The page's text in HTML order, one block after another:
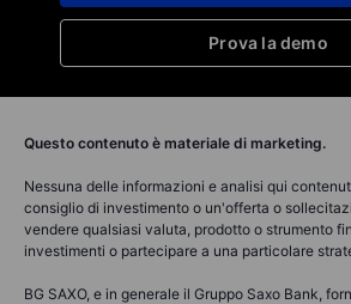
Prova la demo
Questo contenuto è materiale di marketing.
Nessuna delle informazioni e analisi qui
consiglio di investimento o un'offerta o
vendere qualsiasi valuta, prodotto o strumento
investimenti o partecipare a una particolare
BG SAXO, e in generale il Gruppo Saxo Bank,